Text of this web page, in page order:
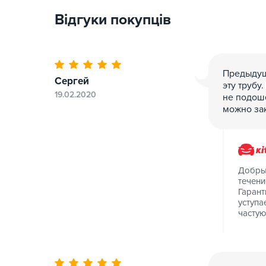
Відгуки покупців
Сергей
19.02.2020
эту
не
можно